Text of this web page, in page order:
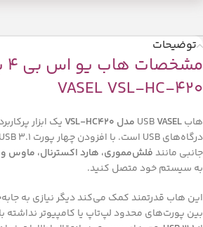
توضیحات
VASEL VSL-HC-420
هاب USBVASEL مدل VSL-HC420
یک ابزار
جانبی مانندفلش‌مموری، هارد اکسترنال، ماوس و
به سیستم خود متصل کنید.
این هاب قدرتمند کمک می‌کند دیگر نیازی به
بین پورت‌های محدود لپ‌تاپ یا کامپیوتر نداشته